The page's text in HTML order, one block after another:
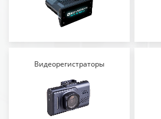
Видеорегистраторы